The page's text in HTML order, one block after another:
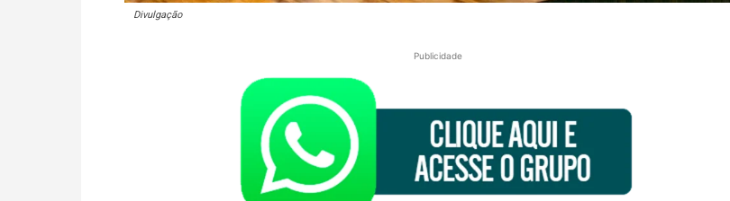
Divulgação
Publicidade